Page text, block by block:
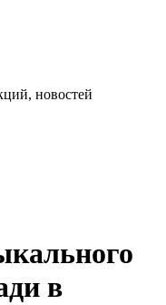
новостей
в